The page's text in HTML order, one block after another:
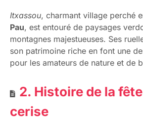
Itxassou, charmant village perché
Pau, est entouré de paysages
montagnes majestueuses. Ses
son patrimoine riche en font une
pour les amateurs de nature et de
2. Histoire de la
cerise